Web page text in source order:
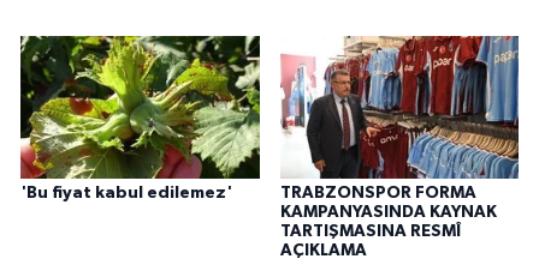
'Bu fiyat kabul edilemez'
TRABZONSPOR FORMA
KAMPANYASINDA KAYNAK
TARTIŞMASINA RESMÎ
AÇIKLAMA